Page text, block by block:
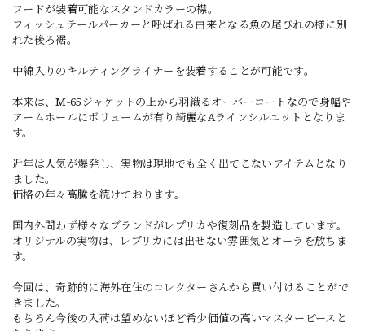
フードが装着可能なスタンドカラーの襟。
フィッシュテールパーカーと呼ばれる由来となる魚の尾びれの様に別
れた後ろ裾。
中綿入りのキルティングライナーを装着することが可能です。
本来は、M-65ジャケットの上から羽織るオーバーコートなので身幅や
アームホールにボリュームが有り綺麗なAラインシルエットとなりま
す。
近年は人気が爆発し、実物は現地でも全く出てこないアイテムとなり
ました。
価格の年々高騰を続けております。
国内外問わず様々なブランドがレプリカや復刻品を製造しています。
オリジナルの実物は、レプリカには出せない雰囲気とオーラを放ちま
す。
今回は、奇跡的に海外在住のコレクターさんから買い付けることがで
きました。
もちろん今後の入荷は望めないほど希少価値の高いマスターピースと